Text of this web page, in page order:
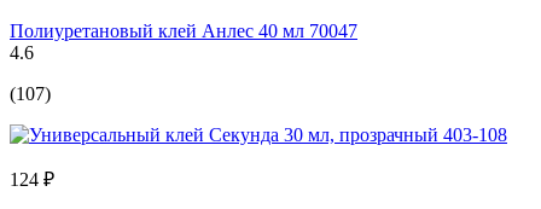
Полиуретановый клей Анлес 40 мл 70047
4.6
(107)
124 ₽